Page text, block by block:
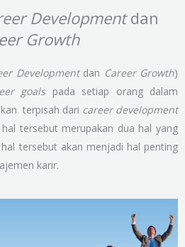
Developmentdan
Growth
Developmentdan Career Growth)
goalspada setiap orang dalam
terpisah dari career development
hal tersebut merupakan dua hal yang
tersebut akan menjadi hal penting
karir.